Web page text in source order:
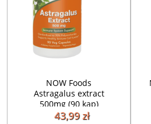
NOW Foods
Astragalus extract
500mg (90 kap)
43,99 zł